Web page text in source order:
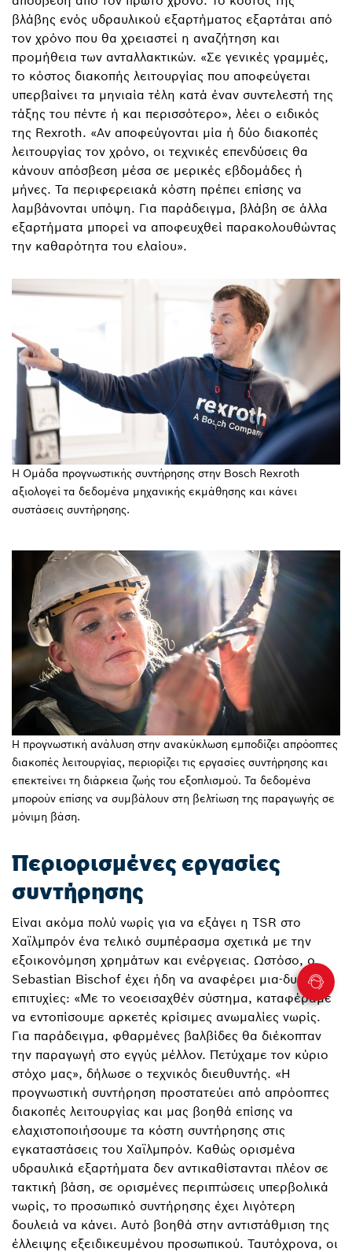
βλάβης ενός υδραυλικού εξαρτήματος εξαρτάται από
τον χρόνο που θα χρειαστεί η αναζήτηση και
προμήθεια των ανταλλακτικών. «Σε γενικές γραμμές,
το κόστος διακοπής λειτουργίας που αποφεύγεται
υπερβαίνει τα μηνιαία τέλη κατά έναν συντελεστή της
τάξης του πέντε ή και περισσότερο», λέει ο ειδικός
της Rexroth. «Αν αποφεύγονται μία ή δύο διακοπές
λειτουργίας τον χρόνο, οι τεχνικές επενδύσεις θα
κάνουν απόσβεση μέσα σε μερικές εβδομάδες ή
μήνες. Τα περιφερειακά κόστη πρέπει επίσης να
λαμβάνονται υπόψη. Για παράδειγμα, βλάβη σε άλλα
εξαρτήματα μπορεί να αποφευχθεί παρακολουθώντας
την καθαρότητα του ελαίου».
Η Ομάδα προγνωστικής συντήρησης στην Bosch Rexroth
αξιολογεί τα δεδομένα μηχανικής εκμάθησης και κάνει
συστάσεις συντήρησης.
Η προγνωστική ανάλυση στην ανακύκλωση εμποδίζει απρόοπτες
διακοπές λειτουργίας, περιορίζει τις εργασίες συντήρησης και
επεκτείνει τη διάρκεια ζωής του εξοπλισμού. Τα δεδομένα
μπορούν επίσης να συμβάλουν στη βελτίωση της παραγωγής σε
μόνιμη βάση.
Περιορισμένες εργασίες
συντήρησης
Είναι ακόμα πολύ νωρίς για να εξάγει η TSR στο
Χαϊλμπρόν ένα τελικό συμπέρασμα σχετικά με την
εξοικονόμηση χρημάτων και ενέργειας. Ωστόσο, ο
Sebastian Bischof έχει ήδη να αναφέρει μια-δυο
επιτυχίες: «Με το νεοεισαχθέν σύστημα, καταφέραμε
να εντοπίσουμε αρκετές κρίσιμες ανωμαλίες νωρίς.
Για παράδειγμα, φθαρμένες βαλβίδες θα διέκοπταν
την παραγωγή στο εγγύς μέλλον. Πετύχαμε τον κύριο
στόχο μας», δήλωσε ο τεχνικός διευθυντής. «Η
προγνωστική συντήρηση προστατεύει από απρόοπτες
διακοπές λειτουργίας και μας βοηθά επίσης να
ελαχιστοποιήσουμε τα κόστη συντήρησης στις
εγκαταστάσεις του Χαϊλμπρόν. Καθώς ορισμένα
υδραυλικά εξαρτήματα δεν αντικαθίστανται πλέον σε
τακτική βάση, σε ορισμένες περιπτώσεις υπερβολικά
νωρίς, το προσωπικό συντήρησης έχει λιγότερη
δουλειά να κάνει. Αυτό βοηθά στην αντιστάθμιση της
έλλειψης εξειδικευμένου προσωπικού. Ταυτόχρονα, οι